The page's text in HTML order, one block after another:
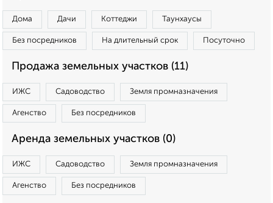
Дома Дачи Коттеджи Таунхаусы
Без посредников На длительный срок Посуточно
Продажа земельных участков (11)
ИЖС Садоводство Земля промназначения
Агенство Без посредников
Аренда земельных участков (0)
ИЖС Садоводство Земля промназначения
Агенство Без посредников